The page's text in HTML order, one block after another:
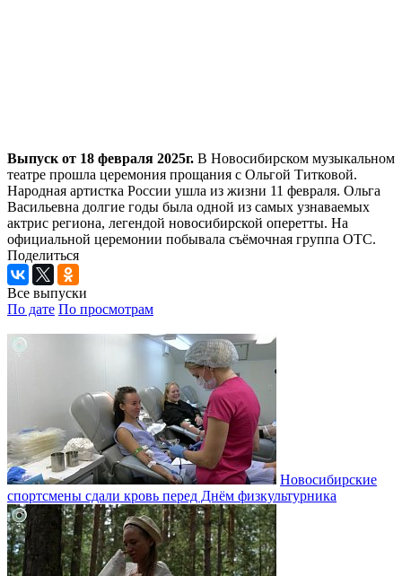
Выпуск от 18 февраля 2025г. В Новосибирском музыкальном
театре прошла церемония прощания с Ольгой Титковой.
Народная артистка России ушла из жизни 11 февраля. Ольга
Васильевна долгие годы была одной из самых узнаваемых
актрис региона, легендой новосибирской оперетты. На
официальной церемонии побывала съёмочная группа ОТС.
Поделиться
Все выпуски
По дате По просмотрам
Новосибирские
спортсмены сдали кровь перед Днём физкультурника